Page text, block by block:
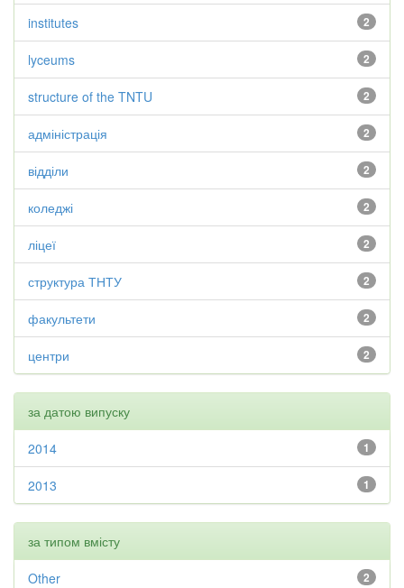
2
institutes
2
lyceums
2
structure of the TNTU
2
адміністрація
2
відділи
2
коледжі
2
ліцеї
2
структура ТНТУ
2
факультети
2
центри
за датою випуску
1
2014
1
2013
за типом вмісту
2
Other